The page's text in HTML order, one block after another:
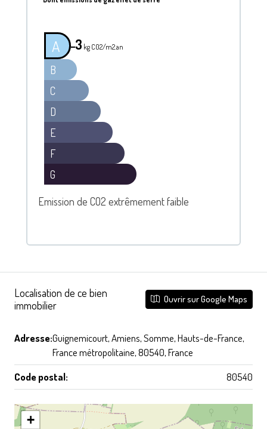
A ━3 kg C02/m2.an
B
C
D
E
F
G
Emission de CO2 extrêmement faible
Localisation de ce bien
immobilier
Ouvrir sur Google Maps
Adresse:Guignemicourt, Amiens, Somme, Hauts-de-France,
France métropolitaine, 80540, France
Code postal:
80540
+